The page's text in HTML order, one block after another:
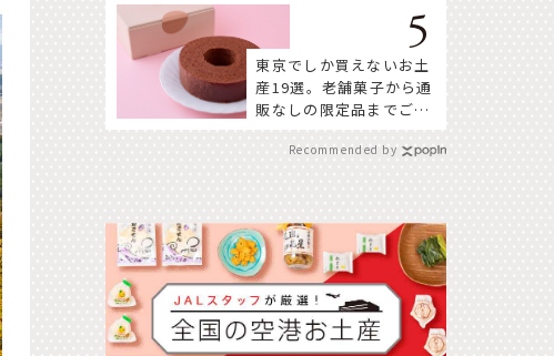
東京でしか買えないお土
産19選。老舗菓子から通
販なしの限定品までご紹
Recommended by